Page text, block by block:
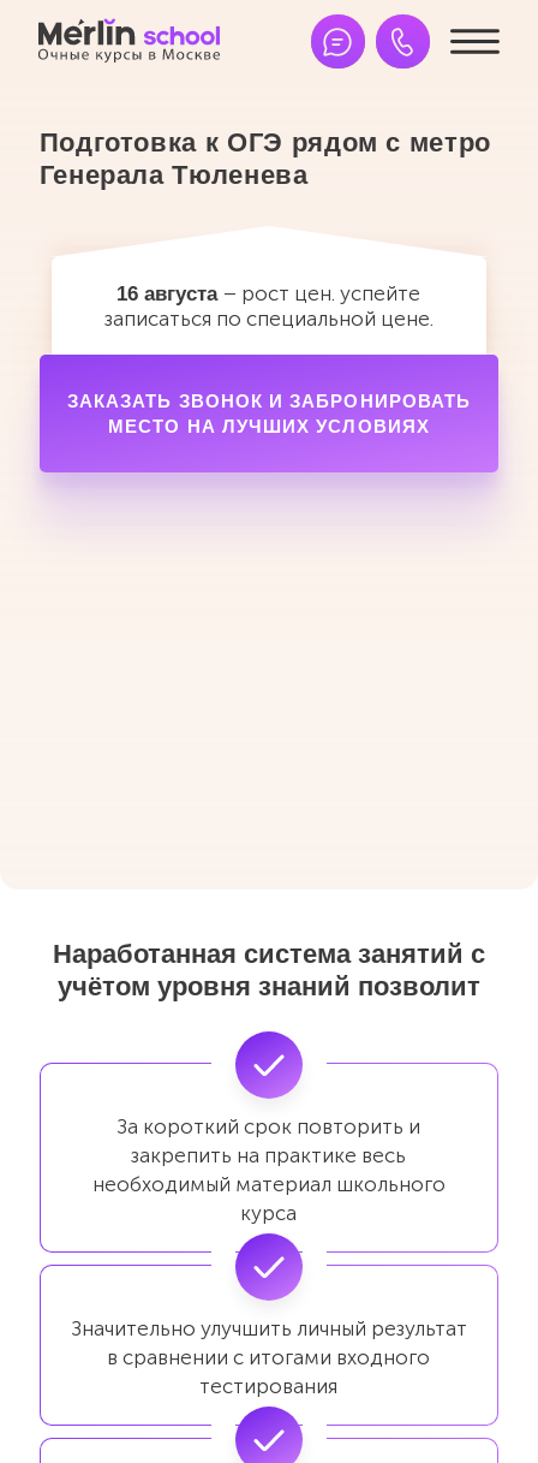
Подготовка к ОГЭ рядом с метро
Генерала Тюленева
16 августа – рост цен. успейте
записаться по специальной цене.
ЗАКАЗАТЬ ЗВОНОК И ЗАБРОНИРОВАТЬ
МЕСТО НА ЛУЧШИХ УСЛОВИЯХ
Наработанная система занятий с
учётом уровня знаний позволит
За короткий срок повторить и
закрепить на практике весь
необходимый материал школьного
курса
Значительно улучшить личный результат
в сравнении с итогами входного
тестирования
Власова Ольга
Кондрашова Алина Семёновна
Акимова Светлана Владимировна
Каримова Анастасия